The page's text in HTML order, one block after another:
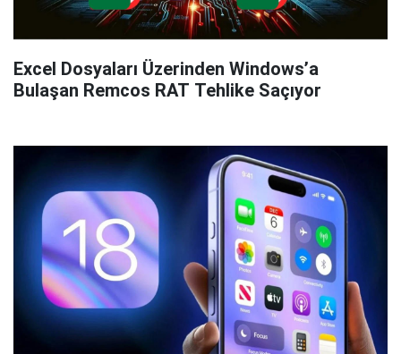
Excel Dosyaları Üzerinden Windows’a
Bulaşan Remcos RAT Tehlike Saçıyor